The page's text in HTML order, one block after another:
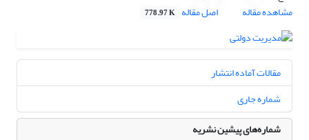
مشاهده مقاله
اصل مقاله 778.97 K
مقالات آماده انتشار
شماره جاری
شماره‌های پیشین نشریه